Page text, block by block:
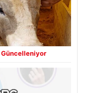
Güncelleniyor